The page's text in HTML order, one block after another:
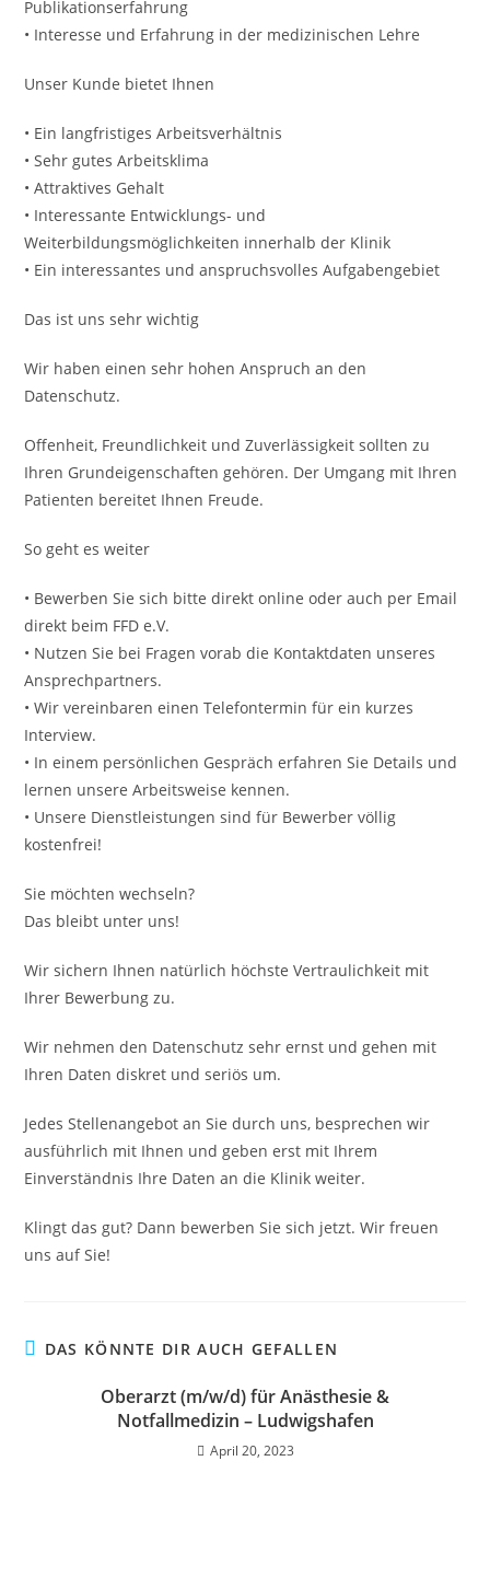
Publikationserfahrung
• Interesse und Erfahrung in der medizinischen Lehre
Unser Kunde bietet Ihnen
• Ein langfristiges Arbeitsverhältnis
• Sehr gutes Arbeitsklima
• Attraktives Gehalt
• Interessante Entwicklungs- und
Weiterbildungsmöglichkeiten innerhalb der Klinik
• Ein interessantes und anspruchs­volles Aufgaben­gebiet
Das ist uns sehr wichtig
Wir haben einen sehr hohen Anspruch an den
Datenschutz.
Offenheit, Freundlichkeit und Zuverlässigkeit sollten zu
Ihren Grundeigenschaften gehören. Der Umgang mit Ihren
Patienten bereitet Ihnen Freude.
So geht es weiter
• Bewerben Sie sich bitte direkt online oder auch per Email
direkt beim FFD e.V.
• Nutzen Sie bei Fragen vorab die Kontaktdaten unseres
Ansprechpartners.
• Wir vereinbaren einen Telefontermin für ein kurzes
Interview.
• In einem persönlichen Gespräch erfahren Sie Details und
lernen unsere Arbeitsweise kennen.
• Unsere Dienstleistungen sind für Bewerber völlig
kostenfrei!
Sie möchten wechseln?
Das bleibt unter uns!
Wir sichern Ihnen natürlich höchste Vertraulichkeit mit
Ihrer Bewerbung zu.
Wir nehmen den Datenschutz sehr ernst und gehen mit
Ihren Daten diskret und seriös um.
Jedes Stellenangebot an Sie durch uns, besprechen wir
ausführlich mit Ihnen und geben erst mit Ihrem
Einverständnis Ihre Daten an die Klinik weiter.
Klingt das gut? Dann bewerben Sie sich jetzt. Wir freuen
uns auf Sie!
DAS KÖNNTE DIR AUCH GEFALLEN
Oberarzt (m/w/d) für Anästhesie &
Notfallmedizin – Ludwigshafen
April 20, 2023